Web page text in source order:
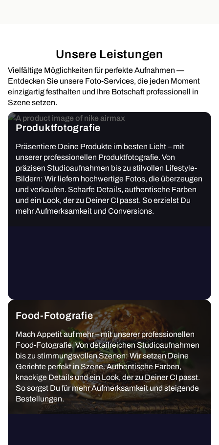
Unsere Leistungen
Vielfältige Möglichkeiten für perfekte Aufnahmen —
Entdecken Sie unsere Foto-Services, die jeden Moment
einzigartig festhalten und Ihre Botschaft professionell in
Szene setzen.
Produktfotografie
Präsentiere Deine Produkte im besten Licht – mit
unserer professionellen Produktfotografie. Von
präzisen Studioaufnahmen bis zu stilvollen Lifestyle-
Bildern: Wir liefern hochwertige Fotos, die überzeugen
und verkaufen. Scharfe Details, authentische Farben
und ein Look, der zu Deiner CI passt. So erzielst Du
mehr Aufmerksamkeit und Conversions.
Food-Fotografie
Mach Appetit auf mehr – mit unserer professionellen
Food-Fotografie. Von detailreichen Studioaufnahmen
bis zu stimmungsvollen Szenen: Wir setzen Deine
Gerichte perfekt in Szene. Authentische Farben,
knackige Details und ein Look, der zu Deiner CI passt.
So sorgst Du für mehr Aufmerksamkeit und steigende
Bestellungen.